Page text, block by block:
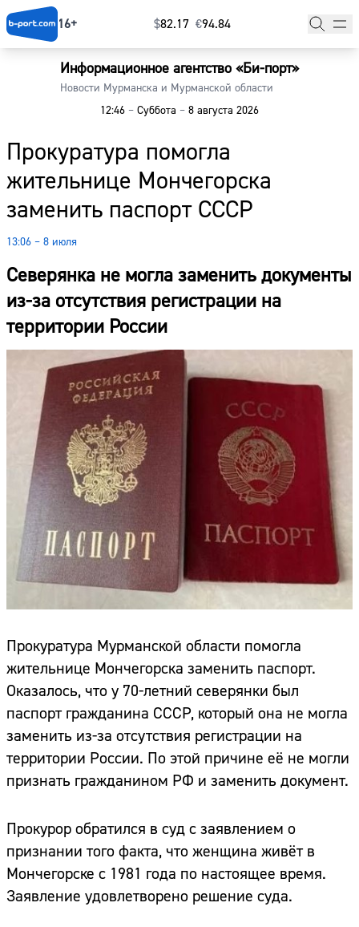
16+ $⁠82.17 €⁠94.84
Информационное агентство «Би-порт»
Новости Мурманска и Мурманской области
12:46 – Суббота – 8 августа 2026
Прокуратура помогла
жительнице Мончегорска
заменить паспорт СССР
13:06 – 8 июля
Северянка не могла заменить документы
из-за отсутствия регистрации на
территории России
Прокуратура Мурманской области помогла
жительнице Мончегорска заменить паспорт.
Оказалось, что у 70-летний северянки был
паспорт гражданина СССР, который она не могла
заменить из-за отсутствия регистрации на
территории России. По этой причине её не могли
признать гражданином РФ и заменить документ.
Прокурор обратился в суд с заявлением о
признании того факта, что женщина живёт в
Мончегорске с 1981 года по настоящее время.
Заявление удовлетворено решение суда.
Главная
Наши гости
Фоторепортажи
Погода
Курсы валют